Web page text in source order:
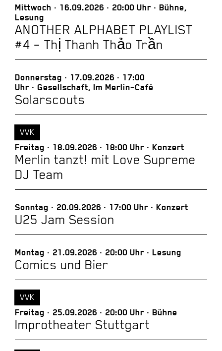
Mittwoch 16.09.2026 20:00 Uhr
Bühne,
Lesung
ANOTHER ALPHABET PLAYLIST
#4 – Thị Thanh Thảo Trần
Donnerstag 17.09.2026
17:00
Uhr
Gesellschaft, Im Merlin–Café
Solarscouts
Freitag 18.09.2026 18:00 Uhr Konzert
Merlin tanzt! mit Love Supreme
DJ Team
VVK
Sonntag 20.09.2026 17:00 Uhr Konzert
U25 Jam Session
Montag 21.09.2026 20:00 Uhr Lesung
Comics und Bier
Freitag 25.09.2026 20:00 Uhr Bühne
Improtheater Stuttgart
VVK